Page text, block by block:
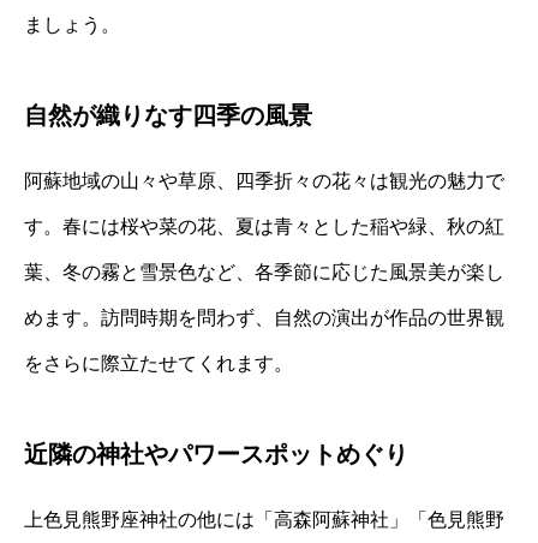
ましょう。
自然が織りなす四季の風景
阿蘇地域の山々や草原、四季折々の花々は観光の魅力で
す。春には桜や菜の花、夏は青々とした稲や緑、秋の紅
葉、冬の霧と雪景色など、各季節に応じた風景美が楽し
めます。訪問時期を問わず、自然の演出が作品の世界観
をさらに際立たせてくれます。
近隣の神社やパワースポットめぐり
上色見熊野座神社の他には「高森阿蘇神社」「色見熊野